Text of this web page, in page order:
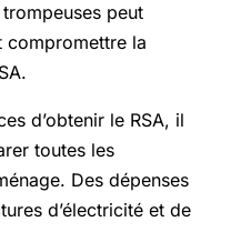
peut
compromettre la
d’obtenir le RSA, il
toutes les
Des dépenses
d’électricité et de